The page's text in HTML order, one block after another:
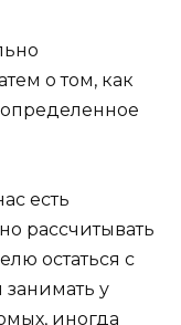
о том, как
есть
рассчитывать
остаться с
у
иногда